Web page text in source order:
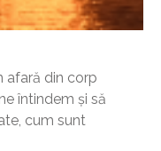
afară din corp
întindem și să
cum sunt